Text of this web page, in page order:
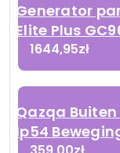
Generator
Elite Plus
1644,95zł
Qazqa
Ip54